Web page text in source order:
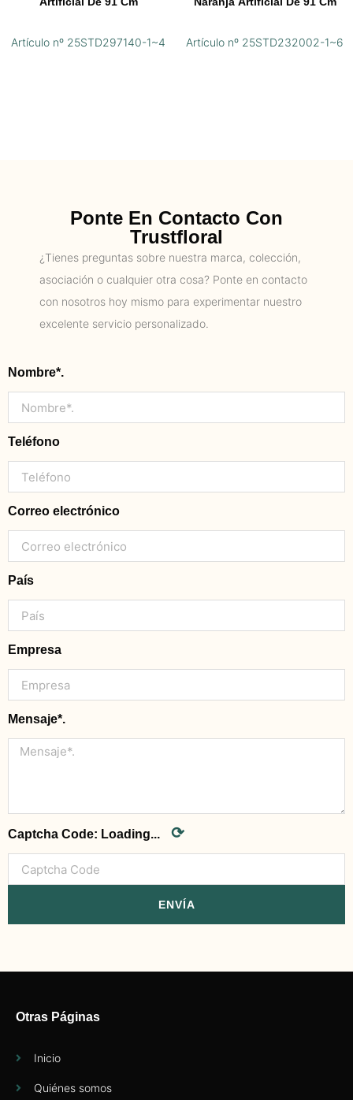
Artículo nº 25STD297140-1~4 Artículo nº 25STD232002-1~6
Ponte En Contacto Con
Trustfloral
¿Tienes preguntas sobre nuestra marca, colección,
asociación o cualquier otra cosa? Ponte en contacto
con nosotros hoy mismo para experimentar nuestro
excelente servicio personalizado.
Nombre*.
Teléfono
Correo electrónico
País
Empresa
Mensaje*.
Captcha Code: Loading... ⟳
ENVÍA
Otras Páginas
Inicio
Quiénes somos